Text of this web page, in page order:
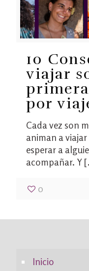
10
viajar
por
Cada vez son
animan a
esperar a
acompañar. Y
0
Inicio